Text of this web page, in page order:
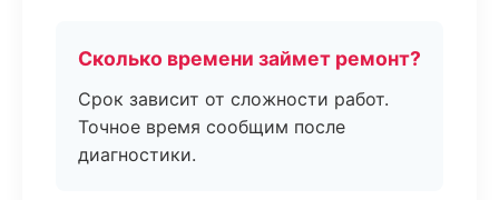
Сколько времени займет ремонт?
Срок зависит от сложности работ.
Точное время сообщим после
диагностики.